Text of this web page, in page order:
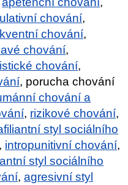
chování,
chování,
chování,
chování,
, porucha chování
chování a
, rizikové chování,
styl sociálního
, intropunitivní chování,
styl sociálního
,agresivní styl